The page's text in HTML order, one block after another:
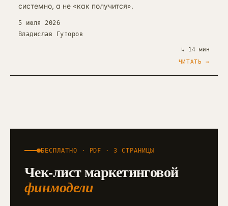
системно, а не «как получится».
5 июля 2026
Владислав Гуторов
↳ 14 мин
ЧИТАТЬ →
БЕСПЛАТНО · PDF ·3 СТРАНИЦЫ
Чек-лист маркетинговой
финмодели